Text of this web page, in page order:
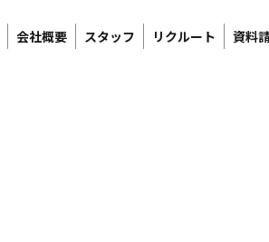
会社概要 スタッフ リクルート 資料